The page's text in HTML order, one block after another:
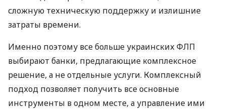
сложную техническую поддержку и излишние
затраты времени.
Именно поэтому все больше украинских ФЛП
выбирают банки, предлагающие комплексное
решение, а не отдельные услуги. Комплексный
подход позволяет получить все основные
инструменты в одном месте, а управление ими